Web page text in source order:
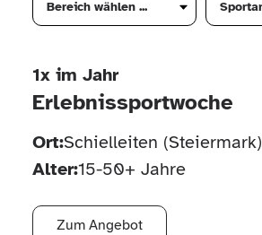
1x im Jahr
Erlebnissportwoche
Ort:Schielleiten (Steiermark)
Alter:15-50+ Jahre
Zum Angebot